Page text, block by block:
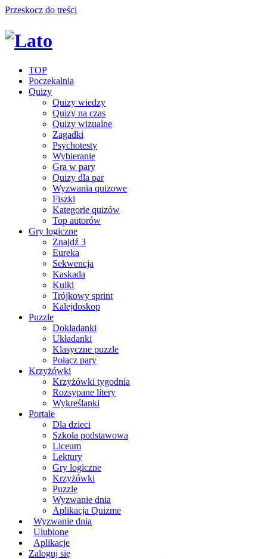
Przeskocz do treści
TOP
Poczekalnia
Quizy
Quizy wiedzy
Quizy na czas
Quizy wizualne
Zagadki
Psychotesty
Wybieranie
Gra w pary
Quizy dla par
Wyzwania quizowe
Fiszki
Kategorie quizów
Top autorów
Gry logiczne
Znajdź 3
Eureka
Sekwencja
Kaskada
Kulki
Trójkowy sprint
Kalejdoskop
Puzzle
Dokładanki
Układanki
Klasyczne puzzle
Połącz pary
Krzyżówki
Krzyżówki tygodnia
Rozsypane litery
Wykreślanki
Portale
Dla dzieci
Szkoła podstawowa
Liceum
Lektury
Gry logiczne
Krzyżówki
Puzzle
Wyzwanie dnia
Aplikacja Quizme
Wyzwanie dnia
Ulubione
Aplikacje
Zaloguj się